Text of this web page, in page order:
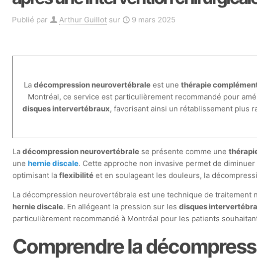
Publié par Arthur Guillot sur 9 mars 2025
Ladécompression neurovertébrale est unethérapie
Montréal, ce service est particulièrement recommandé pour
disques intervertébraux, favorisant ainsi un rétablissement plus
Ladécompression neurovertébrale se présente comme une
une hernie discale. Cette approche non invasive permet de
optimisant laflexibilité et en soulageant les douleurs, la
La décompression neurovertébrale est une technique de traitement
hernie discale. En allégeant la pression sur lesdisques
particulièrement recommandé à Montréal pour les patients
Comprendre la